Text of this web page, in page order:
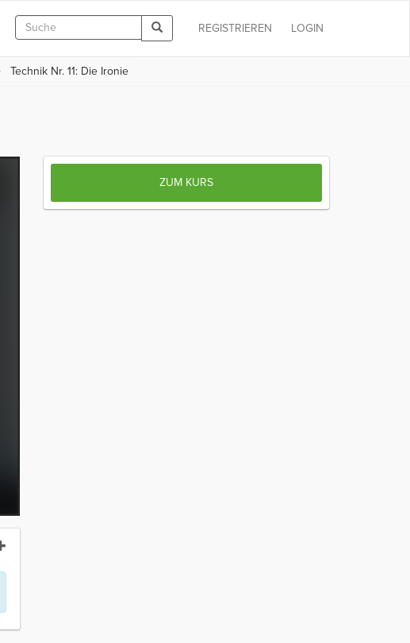
LOGIN
REGISTRIEREN
Technik Nr. 11: Die Ironie
ZUM KURS